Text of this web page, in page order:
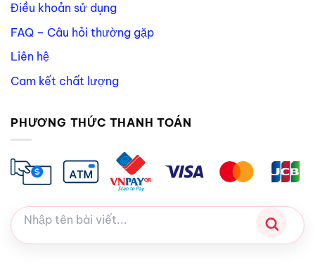
Điều khoản sử dụng
FAQ – Câu hỏi thường gặp
Liên hệ
Cam kết chất lượng
PHƯƠNG THỨC THANH TOÁN